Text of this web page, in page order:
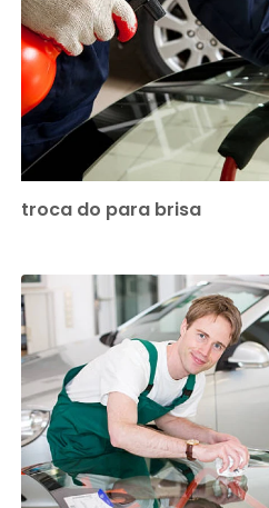
troca do para brisa